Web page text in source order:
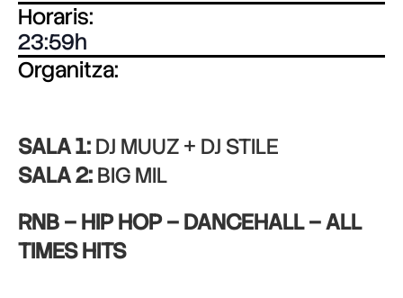
Horaris:
23:59
Organitza:
SALA 1:DJ MUUZ + DJ STILE
SALA 2:BIG MIL
RNB – HIP HOP – DANCEHALL – ALL
TIMES HITS